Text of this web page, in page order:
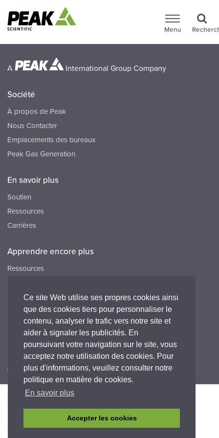
Ce site Web utilise ses propres cookies ainsi
que des cookies tiers pour personnaliser le
contenu, analyser le trafic vers notre site et
aider à signaler les publicités. En
poursuivant votre navigation sur le site, vous
acceptez notre utilisation des cookies. Pour
plus d'informations, veuillez consulter notre
politique en matière de cookies.
En savoir plus
Accepter les cookies
Menu
A International Group Company
Société
À propos de Peak
Nous Contacter
Emplacements des bureaux
Peak Gas Generation
En savoir plus
Soutien
Ressources
Carrières
Apprendre encore plus
Ressources
Carrières
Peak HQ tel:+44 141 812 8100
Peak FR tel:+33 (0)1 64 86 29 82
Connectez-vous avec nous
Accessibilité Politique de Confidentialité
Déclaration de garantie
Termes et conditions
© Copyright 2026 Peak Scientific Instruments. All rights